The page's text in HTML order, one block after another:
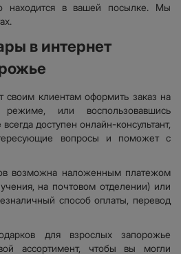
находится в вашей посылке. Мы
в интернет
своим клиентам оформить заказ на
или воспользовавшись
доступен онлайн-консультант,
вопросы и поможет с
возможна наложенным платежом
на почтовом отделении) или
способ оплаты, перевод
для взрослых запорожье
ассортимент, чтобы вы могли